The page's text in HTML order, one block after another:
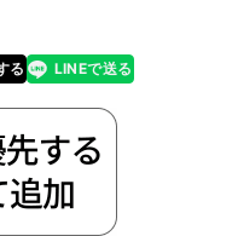
る
line LINEで送る